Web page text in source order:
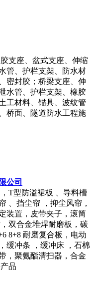
支座、盆式支座、伸缩
管、护栏支架、防水材
密封胶；桥梁支座、伸
水管、护栏支架、橡胶
工材料、锚具、波纹管
桥面、隧道防水工程施
公司
T型防溢裙板 、导料槽
、挡尘帘 ，抑尘风帘，
装置，皮带夹子，滚筒
双合金堆焊耐磨板，碳
8+8 耐磨复合板，电动
缓冲条 ，缓冲床 ，石棉
，聚氨酯清扫器，合金
品